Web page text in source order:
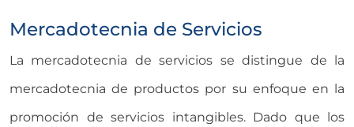
Mercadotecnia de Servicios
La mercadotecnia de servicios se distingue de la
mercadotecnia de productos por su enfoque en la
promoción de servicios intangibles. Dado que los